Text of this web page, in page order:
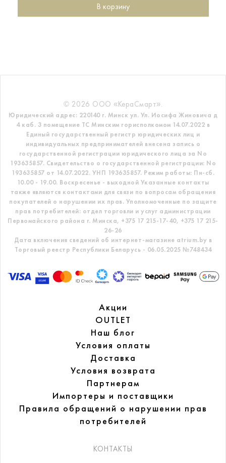
В корзину
© 2026 ООО «КераСмарт».
Юридический адрес: 220140 г. Минск ул. Ул. Иосифа Жиновича д
4 каб. 3 помещение ТС Минским горисполкомом 14.07.2022 в
Единый государственный регистр юридических лиц и
индивидуальных предпринимателей внесена запись о
государственной регистрации юридического лица за No
193635857. Свидетельство о государственной регистрации: No
193635857 от 14.07.2022. УНП 193635857. Режим работы: Пн-сб.
10.00 - 19.00. Воскресенье - выходной Указанные контакты
также являются контактами для связи по вопросам обращения
покупателей о нарушении их прав. Уполномоченные по защите
прав потребителей: отдел торговли и услуг администрации
Первомайского района г. Минска, +375 17 215-17-40, +375 17 215-
26-26
Дата включения сведений об интернет-магазине atrium.by в
Торговый реестр Республики Беларусь - 06.05.2025 №748434
Акции
OUTLET
Наш блог
Условия оплаты
Доставка
Условия возврата
Партнерам
Импортеры и поставщики
Правила обращений о нарушении прав
потребителей
КОНТАКТЫ